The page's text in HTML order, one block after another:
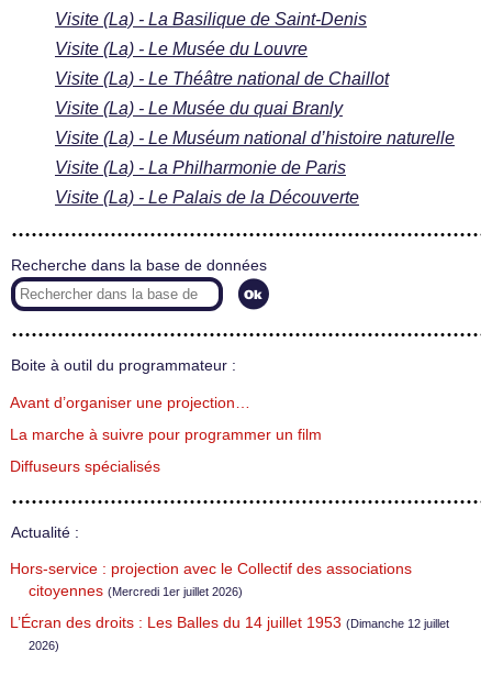
Visite (La) - La Basilique de Saint-Denis
Visite (La) - Le Musée du Louvre
Visite (La) - Le Théâtre national de Chaillot
Visite (La) - Le Musée du quai Branly
Visite (La) - Le Muséum national d’histoire naturelle
Visite (La) - La Philharmonie de Paris
Visite (La) - Le Palais de la Découverte
Recherche dans la base de données
Boite à outil du programmateur :
Avant d’organiser une projection…
La marche à suivre pour programmer un film
Diffuseurs spécialisés
Actualité :
Hors-service : projection avec le Collectif des associations
citoyennes (Mercredi 1er juillet 2026)
L’Écran des droits : Les Balles du 14 juillet 1953 (Dimanche 12 juillet
2026)